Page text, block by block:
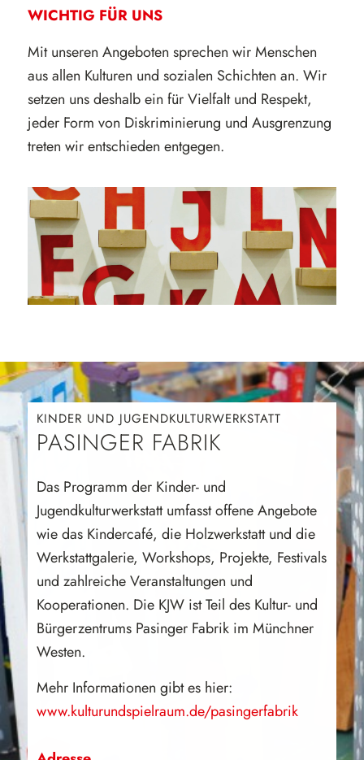
WICHTIG FÜR UNS
Mit unseren Angeboten sprechen wir Menschen
aus allen Kulturen und sozialen Schichten an. Wir
setzen uns deshalb ein für Vielfalt und Respekt,
jeder Form von Diskriminierung und Ausgrenzung
treten wir entschieden entgegen.
KINDER UND JUGENDKULTURWERKSTATT
PASINGER FABRIK
Das Programm der Kinder- und
Jugendkulturwerkstatt umfasst offene Angebote
wie das Kindercafé, die Holzwerkstatt und die
Werkstattgalerie, Workshops, Projekte, Festivals
und zahlreiche Veranstaltungen und
Kooperationen. Die KJW ist Teil des Kultur- und
Bürgerzentrums Pasinger Fabrik im Münchner
Westen.
Mehr Informationen gibt es hier:
www.kulturundspielraum.de/pasingerfabrik